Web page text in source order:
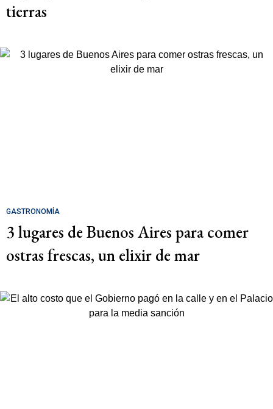
tierras
GASTRONOMÍA
3 lugares de Buenos Aires para comer
ostras frescas, un elixir de mar